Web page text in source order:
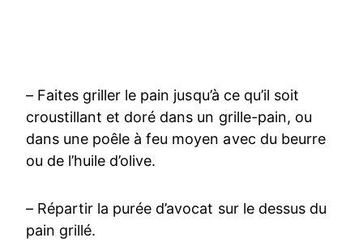
– Faites griller le pain jusqu’à ce qu’il soit
croustillant et doré dans un grille-pain, ou
dans une poêle à feu moyen avec du beurre
ou de l’huile d’olive.
– Répartir la purée d’avocat sur le dessus du
pain grillé.